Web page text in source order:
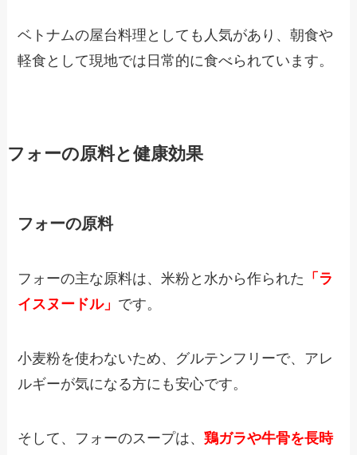
ベトナムの屋台料理としても人気があり、朝食や
軽食として現地では日常的に食べられています。
フォーの原料と健康効果
フォーの原料
フォーの主な原料は、米粉と水から作られた 「ラ
イスヌードル」 です。
小麦粉を使わないため、グルテンフリーで、アレ
ルギーが気になる方にも安心です。
そして、フォーのスープは、鶏ガラや牛骨を長時